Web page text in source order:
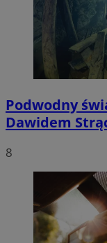
Podwodny
Dawidem
8